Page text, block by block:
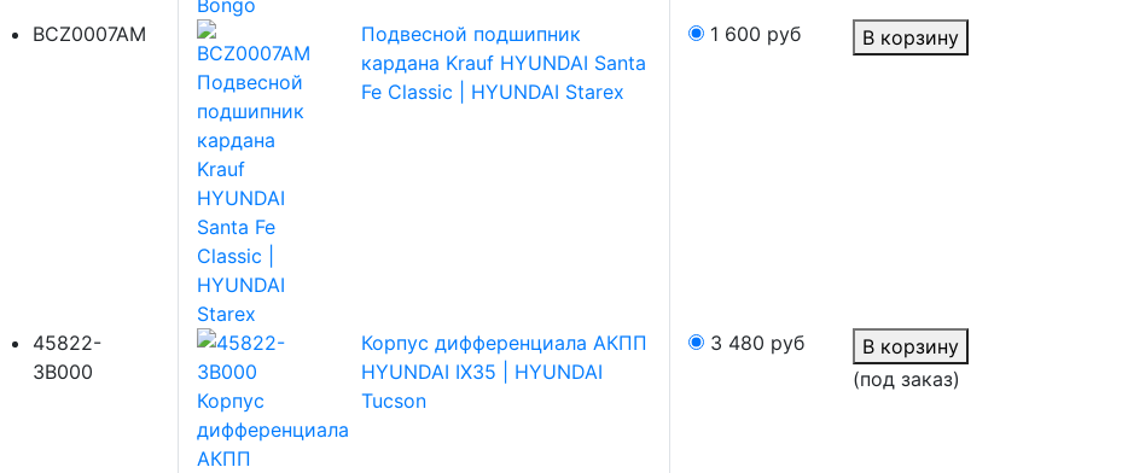
BCZ0007AM
Подвесной подшипник
кардана Krauf HYUNDAI Santa
Fe Classic | HYUNDAI Starex
1 600 руб В корзину
45822-
3B000
Корпус дифференциала АКПП
HYUNDAI IX35 | HYUNDAI
Tucson
3 480 руб
В корзину
(под заказ)